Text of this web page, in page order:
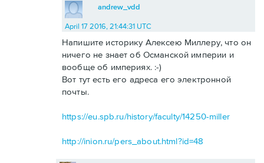
andrew_vdd
April 17 2016, 21:44:31 UTC
Напишите историку Алексею Миллеру, что он
ничего не знает об Османской империи и
вообще об империях. :-)
Вот тут есть его адреса его электронной
почты.
https://eu.spb.ru/history/faculty/14250-miller
http://inion.ru/pers_about.html?id=48